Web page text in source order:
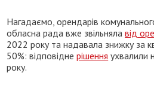
Нагадаємо, орендарів
обласна рада вже звільнялавід
2022 року та надавала знижку за
50%: відповіднерішення ухвалили
року.